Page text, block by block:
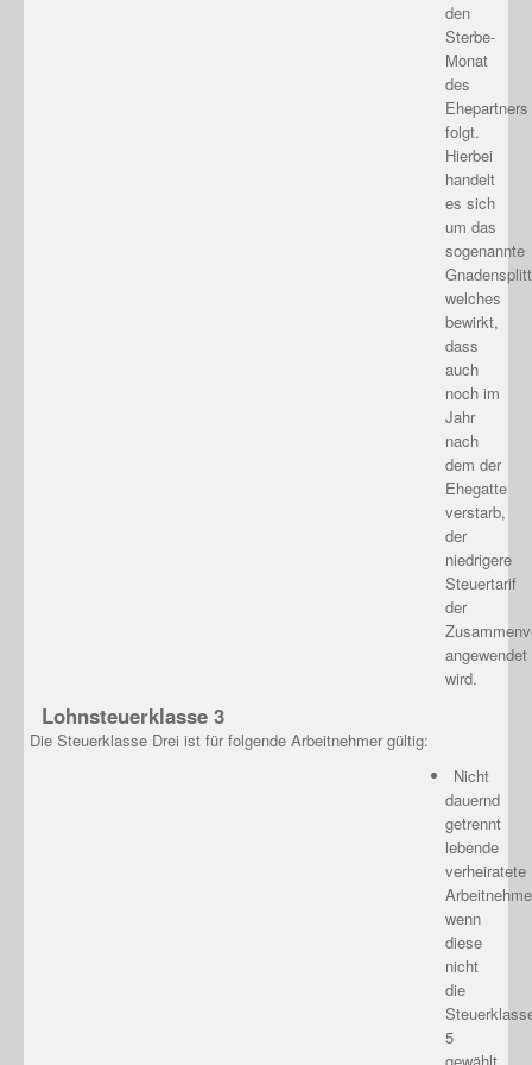
den
Sterbe-
Monat
des
Ehepartners
folgt.
Hierbei
handelt
es sich
um das
sogenannte
welches
bewirkt,
dass
auch
noch im
Jahr
nach
dem der
Ehegatte
verstarb,
der
niedrigere
Steuertarif
der
angewendet
wird.
Lohnsteuerklasse 3
Die Steuerklasse Drei ist für folgende Arbeitnehmer gültig:
Nicht
dauernd
getrennt
lebende
verheiratete
wenn
diese
nicht
die
5